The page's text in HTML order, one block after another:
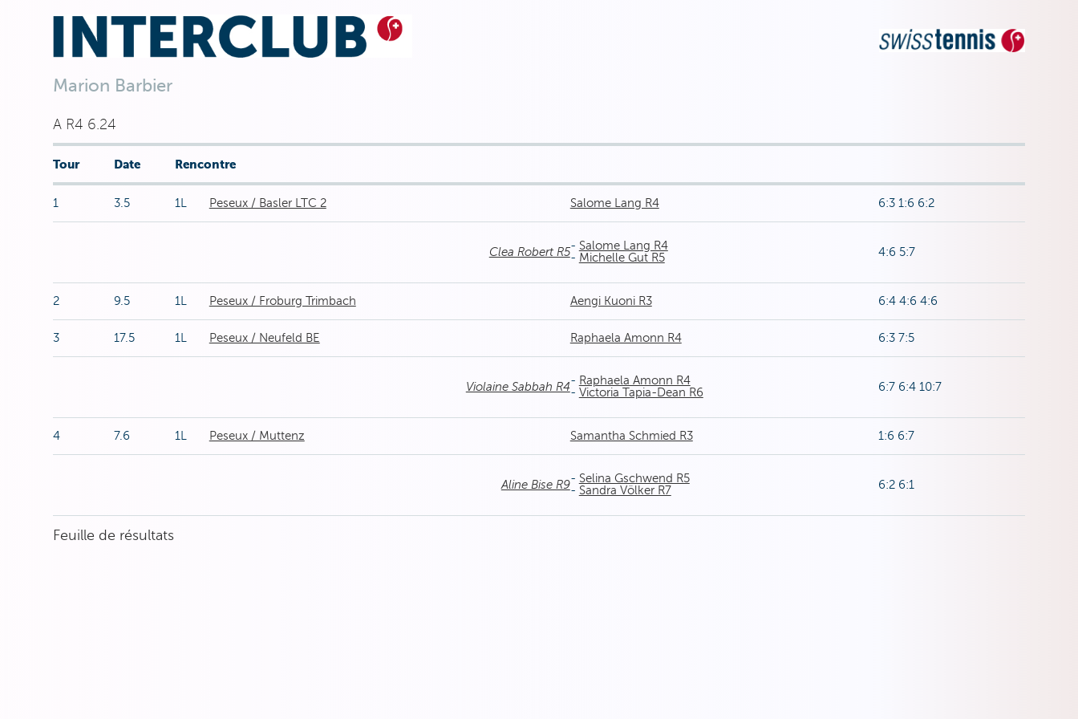
Marion Barbier
A R4 6.24
Tour Date Rencontre
1 3.5 1L Peseux / Basler LTC 2 Salome Lang R4 6:3 1:6 6:2
Clea Robert R5- Salome Lang R4
- Michelle Gut R5 4:6 5:7
2 9.5 1L Peseux / Froburg Trimbach Aengi Kuoni R3 6:4 4:6 4:6
3 17.5 1L Peseux / Neufeld BE Raphaela Amonn R4 6:3 7:5
Violaine Sabbah R4- Raphaela Amonn R4
- Victoria Tapia-Dean R6 6:7 6:4 10:7
4 7.6 1L Peseux / Muttenz Samantha Schmied R3 1:6 6:7
Aline Bise R9- Selina Gschwend R5
- Sandra Völker R7 6:2 6:1
Feuille de résultats